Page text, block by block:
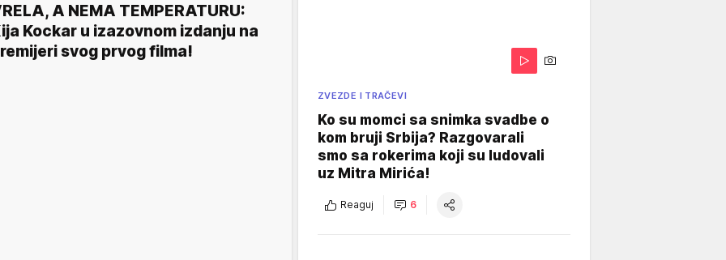
A NEMA TEMPERATURU:
Kockar u izazovnom izdanju na
svog prvog filma!
ZVEZDE I TRAČEVI
Ko su momci sa snimka svadbe o
kom bruji Srbija? Razgovarali
smo sa rokerima koji su ludovali
uz Mitra Mirića!
Reaguj 6